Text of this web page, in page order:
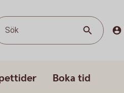
Sök
Boka tid